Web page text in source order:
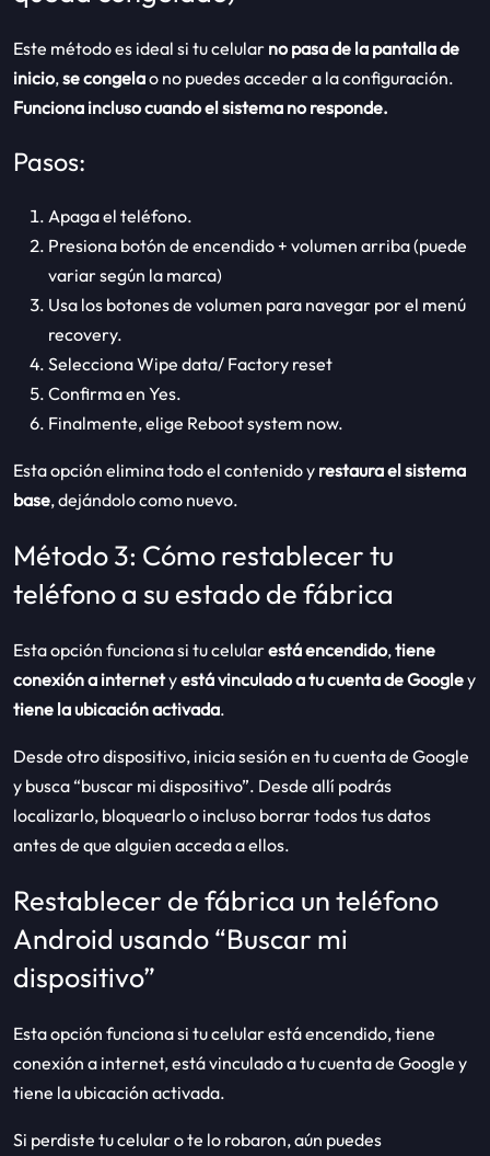
Este método es ideal si tu celular no pasa de la pantalla de
inicio,se congelao no puedes acceder a la configuración.
Funciona incluso cuando el sistema no responde.
Pasos:
Apaga el teléfono.
Presiona botón de encendido + volumen arriba (puede
variar según la marca)
Usa los botones de volumen para navegar por el menú
recovery.
Selecciona Wipe data/ Factory reset
Confirma en Yes.
Finalmente, elige Reboot system now.
Esta opción elimina todo el contenido y restaura el sistema
base, dejándolo como nuevo.
Método 3: Cómo restablecer tu
teléfono a su estado de fábrica
Esta opción funciona si tu celularestá encendido,tiene
conexión a internetyestá vinculado a tu cuenta de Googley
tiene la ubicación activada.
Desde otro dispositivo, inicia sesión en tu cuenta de Google
y busca “buscar mi dispositivo”. Desde allí podrás
localizarlo, bloquearlo o incluso borrar todos tus datos
antes de que alguien acceda a ellos.
Restablecer de fábrica un teléfono
Android usando “Buscar mi
dispositivo”
Esta opción funciona si tu celular está encendido, tiene
conexión a internet, está vinculado a tu cuenta de Google y
tiene la ubicación activada.
Si perdiste tu celular o te lo robaron, aún puedes